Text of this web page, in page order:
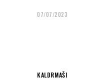
07/07/2023
KALDRMAŠI